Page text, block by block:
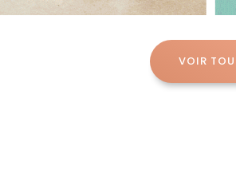
VOIR